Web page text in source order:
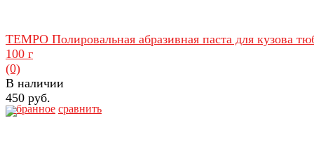
избранное сравнить
TEMPO Полировальная абразивная паста для кузова
100 г
(0)
В наличии
450 руб.